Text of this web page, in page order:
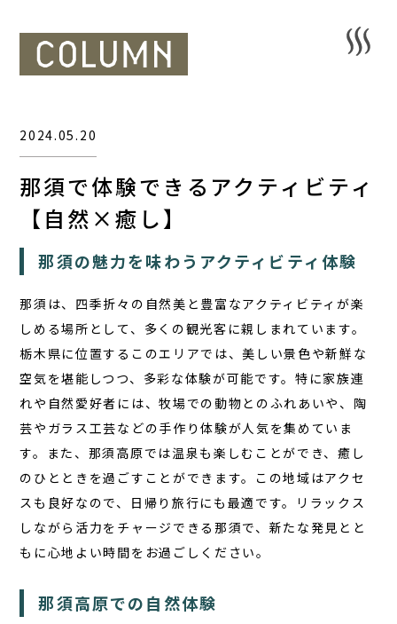
TOP
サウナ
食事
那須で体験できるアクティビティ
【自然×癒し】
2024.05.20
那須の魅力を味わうアクティビティ体験
那須は、四季折々の自然美と豊富なアクティビティが楽
しめる場所として、多くの観光客に親しまれています。
栃木県に位置するこのエリアでは、美しい景色や新鮮な
空気を堪能しつつ、多彩な体験が可能です。特に家族連
れや自然愛好者 には、牧場での動物とのふれあいや、陶
芸やガラス工芸などの手作り体験が人気を集めていま
す。また、那須高原では温泉も楽しむことができ、癒し
のひとときを過ごすことができます。この地域はアクセ
スも良好なので、日帰り旅行にも最適です。リラックス
しながら活力をチャージできる那須で、新たな発見とと
もに心地よい時間をお過ごしください。
那須高原での自然体験